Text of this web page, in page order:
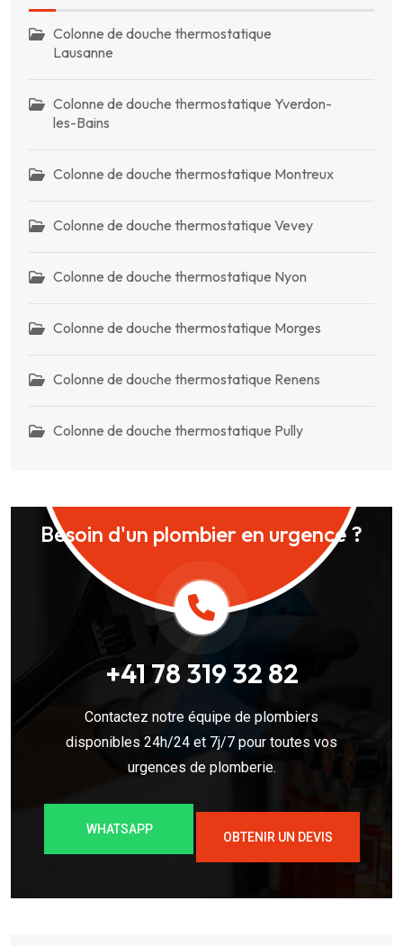
Colonne de douche thermostatique
Lausanne
Colonne de douche thermostatique Yverdon-
les-Bains
Colonne de douche thermostatique Montreux
Colonne de douche thermostatique Vevey
Colonne de douche thermostatique Nyon
Colonne de douche thermostatique Morges
Colonne de douche thermostatique Renens
Colonne de douche thermostatique Pully
Besoin d'un plombier en urgence ?
+41 78 319 32 82
Contactez notre équipe de plombiers
disponibles 24h/24 et 7j/7 pour toutes vos
urgences de plomberie.
WHATSAPP
OBTENIR UN DEVIS